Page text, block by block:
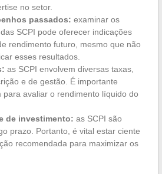
no setor.
passados: examinar os
SCPI pode oferecer indicações
rendimento futuro, mesmo que não
esses resultados.
as SCPI envolvem diversas taxas,
e de gestão. É importante
para avaliar o rendimento líquido do
de investimento: as SCPI são
prazo. Portanto, é vital estar ciente
recomendada para maximizar os